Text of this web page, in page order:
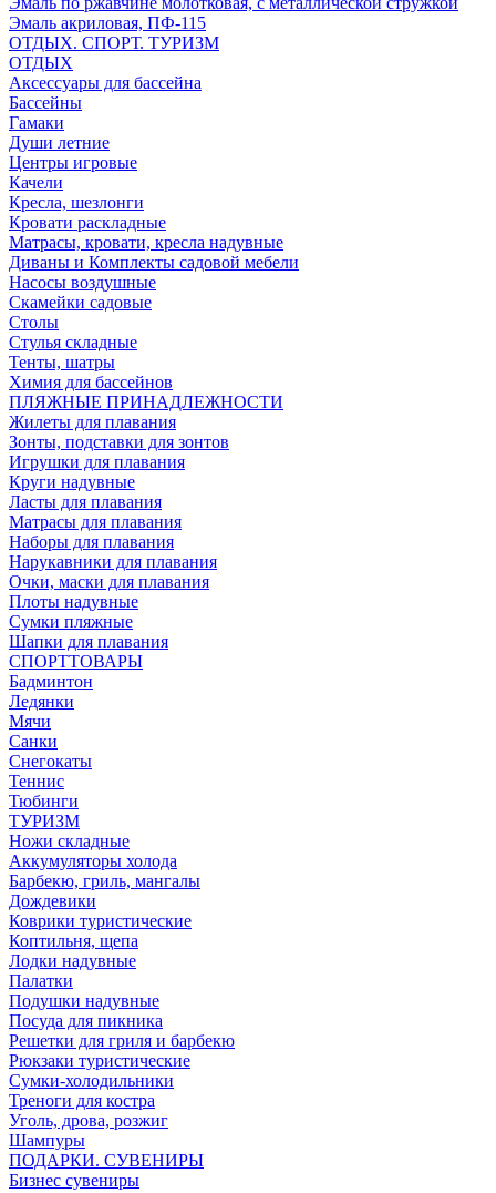
Эмаль акриловая, ПФ-115
ОТДЫХ. СПОРТ. ТУРИЗМ
ОТДЫХ
Аксессуары для бассейна
Бассейны
Гамаки
Души летние
Центры игровые
Качели
Кресла, шезлонги
Кровати раскладные
Матрасы, кровати, кресла надувные
Диваны и Комплекты садовой мебели
Насосы воздушные
Скамейки садовые
Столы
Стулья складные
Тенты, шатры
Химия для бассейнов
ПЛЯЖНЫЕ ПРИНАДЛЕЖНОСТИ
Жилеты для плавания
Зонты, подставки для зонтов
Игрушки для плавания
Круги надувные
Ласты для плавания
Матрасы для плавания
Наборы для плавания
Нарукавники для плавания
Очки, маски для плавания
Плоты надувные
Сумки пляжные
Шапки для плавания
СПОРТТОВАРЫ
Бадминтон
Ледянки
Мячи
Санки
Снегокаты
Теннис
Тюбинги
ТУРИЗМ
Ножи складные
Аккумуляторы холода
Барбекю, гриль, мангалы
Дождевики
Коврики туристические
Коптильня, щепа
Лодки надувные
Палатки
Подушки надувные
Посуда для пикника
Решетки для гриля и барбекю
Рюкзаки туристические
Сумки-холодильники
Треноги для костра
Уголь, дрова, розжиг
Шампуры
ПОДАРКИ. СУВЕНИРЫ
Бизнес сувениры